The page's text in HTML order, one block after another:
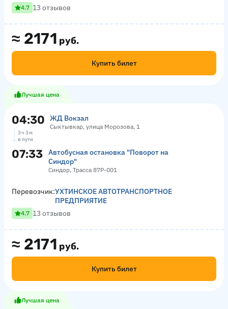
≈ 2171 руб.
Купить билет
4.7 13 отзывов
Лучшая цена
04:30 ЖД Вокзал
Сыктывкар, улица Морозова, 1
3 ч 3 м
в пути
07:33
Автобусная остановка "Поворот на
Синдор"
Синдор, Трасса 87Р-001
≈ 2171 руб.
Купить билет
Перевозчик:УХТИНСКОЕ АВТОТРАНСПОРТНОЕ
ПРЕДПРИЯТИЕ
4.7 13 отзывов
Лучшая цена